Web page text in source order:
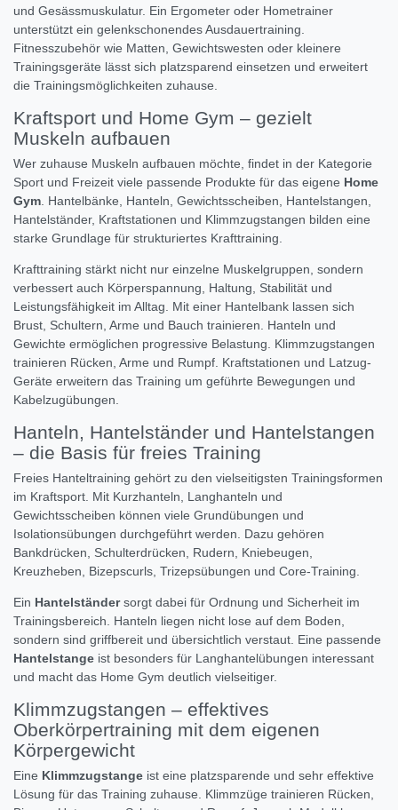
und Gesässmuskulatur. Ein Ergometer oder Hometrainer
unterstützt ein gelenkschonendes Ausdauertraining.
Fitnesszubehör wie Matten, Gewichtswesten oder kleinere
Trainingsgeräte lässt sich platzsparend einsetzen und erweitert
die Trainingsmöglichkeiten zuhause.
Kraftsport und Home Gym – gezielt
Muskeln aufbauen
Wer zuhause Muskeln aufbauen möchte, findet in der Kategorie
Sport und Freizeit viele passende Produkte für das eigene Home
Gym . Hantelbänke, Hanteln, Gewichtsscheiben, Hantelstangen,
Hantelständer, Kraftstationen und Klimmzugstangen bilden eine
starke Grundlage für strukturiertes Krafttraining.
Krafttraining stärkt nicht nur einzelne Muskelgruppen, sondern
verbessert auch Körperspannung, Haltung, Stabilität und
Leistungsfähigkeit im Alltag. Mit einer Hantelbank lassen sich
Brust, Schultern, Arme und Bauch trainieren. Hanteln und
Gewichte ermöglichen progressive Belastung. Klimmzugstangen
trainieren Rücken, Arme und Rumpf. Kraftstationen und Latzug-
Geräte erweitern das Training um geführte Bewegungen und
Kabelzugübungen.
Hanteln, Hantelständer und Hantelstangen
– die Basis für freies Training
Freies Hanteltraining gehört zu den vielseitigsten Trainingsformen
im Kraftsport. Mit Kurzhanteln, Langhanteln und
Gewichtsscheiben können viele Grundübungen und
Isolationsübungen durchgeführt werden. Dazu gehören
Bankdrücken, Schulterdrücken, Rudern, Kniebeugen,
Kreuzheben, Bizepscurls, Trizepsübungen und Core-Training.
Ein Hantelständersorgt dabei für Ordnung und Sicherheit im
Trainingsbereich. Hanteln liegen nicht lose auf dem Boden,
sondern sind griffbereit und übersichtlich verstaut. Eine passende
Hantelstange ist besonders für Langhantelübungen interessant
und macht das Home Gym deutlich vielseitiger.
Klimmzugstangen – effektives
Oberkörpertraining mit dem eigenen
Körpergewicht
Eine Klimmzugstange ist eine platzsparende und sehr effektive
Lösung für das Training zuhause. Klimmzüge trainieren Rücken,